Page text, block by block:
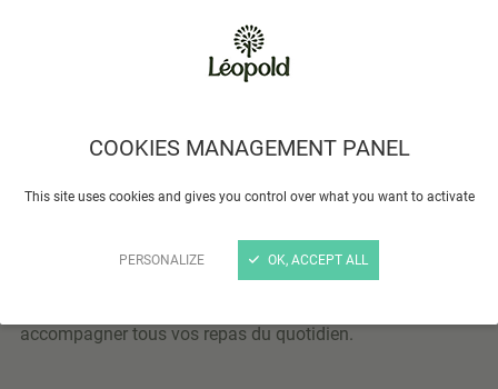
COOKIES MANAGEMENT PANEL
This site uses cookies and gives you control over what you want to activate
PERSONALIZE OK, ACCEPT ALL
À la saveur douce et équilibrée, notre pain Loga se
accompagner tous vos repas du quotidien.